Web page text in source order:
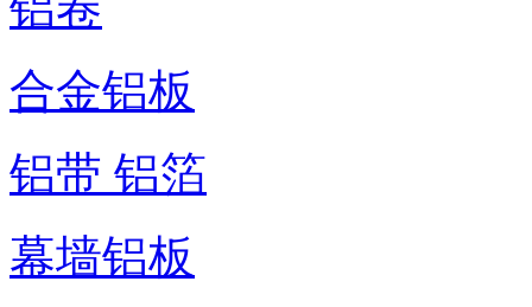
合金铝板
铝带 铝箔
幕墙铝板